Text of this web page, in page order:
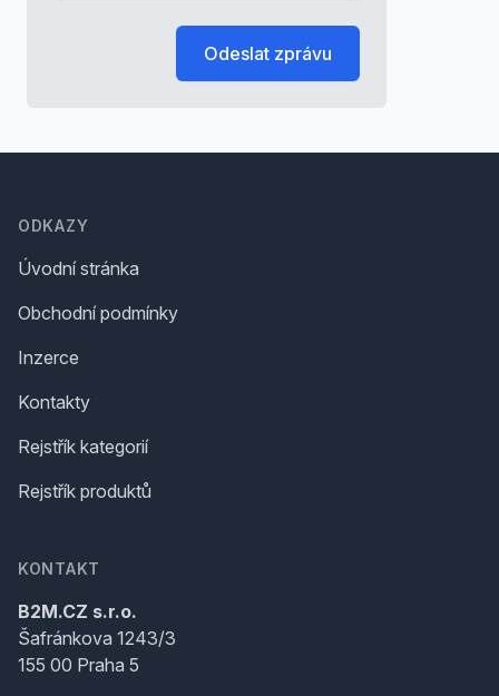
Odeslat zprávu
ODKAZY
Úvodní stránka
Obchodní podmínky
Inzerce
Kontakty
Rejstřík kategorií
Rejstřík produktů
KONTAKT
B2M.CZ s.r.o.
Šafránkova 1243/3
155 00 Praha 5